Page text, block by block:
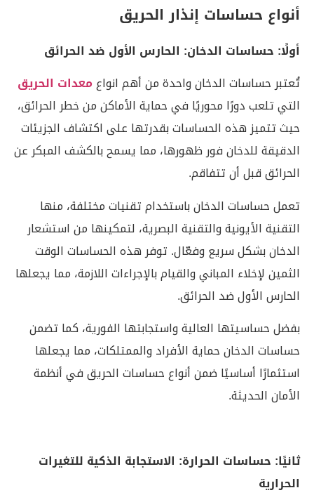
أنواع حساسات إنذار الحريق
أولًا: حساسات الدخان: الحارس الأول ضد الحرائق
تُعتبر حساسات الدخان واحدة من أهم انواعمعدات الحريق
التي تلعب دورًا محوريًا في حماية الأماكن من خطر الحرائق،
حيث تتميز هذه الحساسات بقدرتها على اكتشاف الجزيئات
الدقيقة للدخان فور ظهورها، مما يسمح بالكشف المبكر عن
الحرائق قبل أن تتفاقم.
تعمل حساسات الدخان باستخدام تقنيات مختلفة، منها
التقنية الأيونية والتقنية البصرية، لتمكينها من استشعار
الدخان بشكل سريع وفعّال. توفر هذه الحساسات الوقت
الثمين لإخلاء المباني والقيام بالإجراءات اللازمة، مما يجعلها
الحارس الأول ضد الحرائق.
بفضل حساسيتها العالية واستجابتها الفورية، كما تضمن
حساسات الدخان حماية الأفراد والممتلكات، مما يجعلها
استثمارًا أساسيًا ضمن أنواع حساسات الحريق في أنظمة
الأمان الحديثة.
ثانيًا: حساسات الحرارة: الاستجابة الذكية للتغيرات
الحرارية